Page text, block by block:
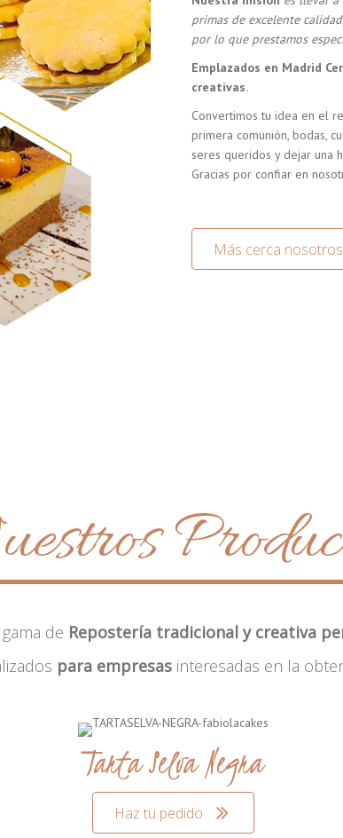
primas de excelente
por lo que prestamos
Emplazados en Madrid
creativas.
Convertimos tu idea en el
primera comunión, bodas,
seres queridos y dejar una
Gracias por confiar en
Más cerca nosotros
de Repostería tradicional y creativa
para empresas interesadas en la
Tarta Selva Negra
Haz tu pedido